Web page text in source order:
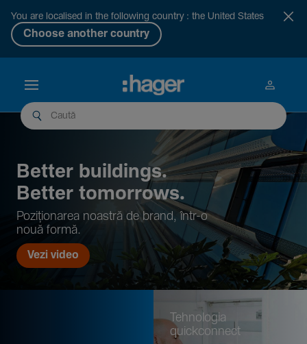
You are localised in the following country : the United States
Choose another country
Better buil­dings.
Better tomor­rows.
Pozi­țio­narea noastră de brand, într-o
nouă formă.
Vezi video
Tehno­logia
quickconnect